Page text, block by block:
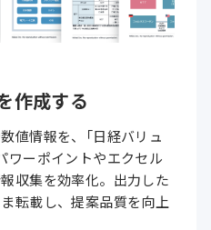
作成する
値情報を、 「 日経バリュ
ワーポイントやエクセル
収集を効率化。出力した
転載し、提案品質を向上